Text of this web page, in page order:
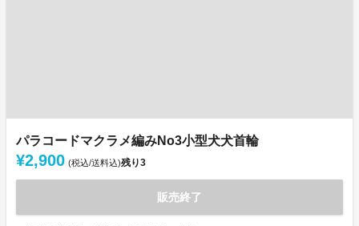
パラコードマクラメ編みNo3小型犬犬首輪
¥2,900 (税込/送料込)残り3
販売終了